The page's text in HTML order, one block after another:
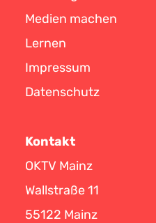
Medien machen
Lernen
Impressum
Datenschutz
Kontakt
OKTV Mainz
Wallstraße 11
55122 Mainz